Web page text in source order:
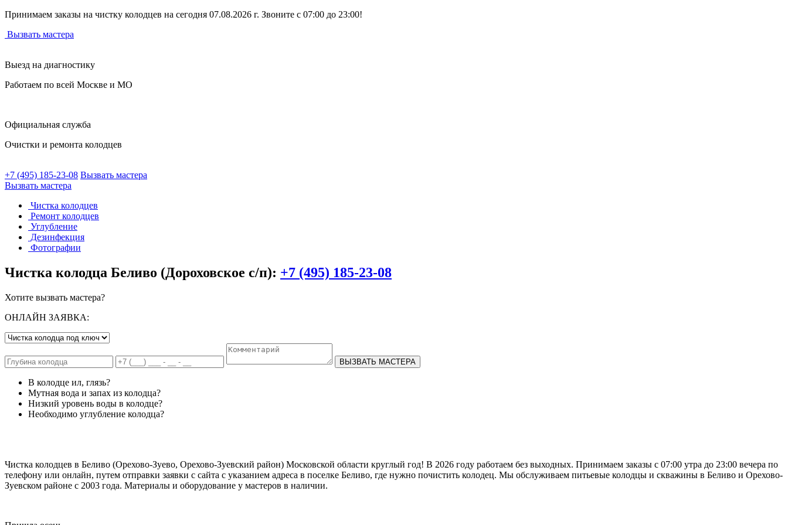
Принимаем заказы на чистку колодцев на сегодня 07.08.2026 г. Звоните с 07:00 до 23:00!
Вызвать мастера
Выезд на диагностику
Работаем по всей Москве и МО
Официальная служба
Очистки и ремонта колодцев
+7 (495) 185-23-08 Вызвать мастера
Вызвать мастера
Чистка колодцев
Ремонт колодцев
Углубление
Дезинфекция
Фотографии
Чистка колодца Беливо (Дороховское с/п): +7 (495) 185-23-08
Хотите вызвать мастера?
ОНЛАЙН ЗАЯВКА:
ВЫЗВАТЬ МАСТЕРА
В колодце ил, глязь?
Мутная вода и запах из колодца?
Низкий уровень воды в колодце?
Необходимо углубление колодца?
Чистка колодцев в Беливо (Орехово-Зуево, Орехово-Зуевский район) Московской области круглый год! В 2026 году работаем без выходных. Принимаем заказы с 07:00 утра до 23:00 вечера по
телефону или онлайн, путем отправки заявки с сайта с указанием адреса в поселке Беливо, где нужно почистить колодец. Мы обслуживаем питьевые колодцы и скважины в Беливо и Орехово-
Зуевском районе с 2003 года. Материалы и оборудование у мастеров в наличии.